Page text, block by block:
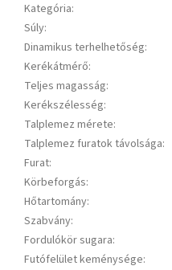
Kategória:
Súly:
Dinamikus terhelhetőség:
Kerékátmérő:
Teljes magasság:
Kerékszélesség:
Talplemez mérete:
Talplemez furatok távolsága:
Furat:
Körbeforgás:
Hőtartomány:
Szabvány:
Fordulókör sugara:
Futófelület keménysége: